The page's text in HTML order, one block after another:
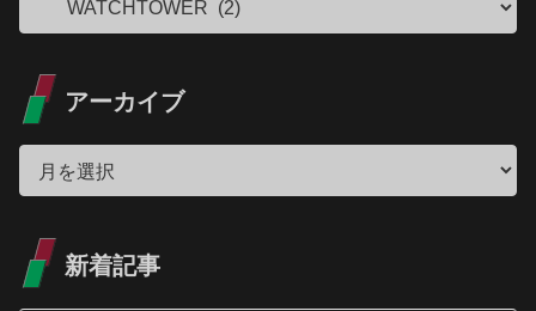
アーカイブ
新着記事